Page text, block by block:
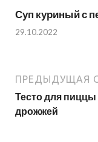
Суп куриный с
29.10.2022
ПРЕДЫДУЩАЯ
Тесто для пиццы
дрожжей